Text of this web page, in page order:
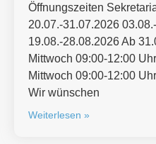
Öffnungszeiten
20.07.-31.07.2026
19.08.-28.08.2026 Ab
Mittwoch 09:00-12:00
Mittwoch 09:00-12:00
Wir wünschen
Weiterlesen »